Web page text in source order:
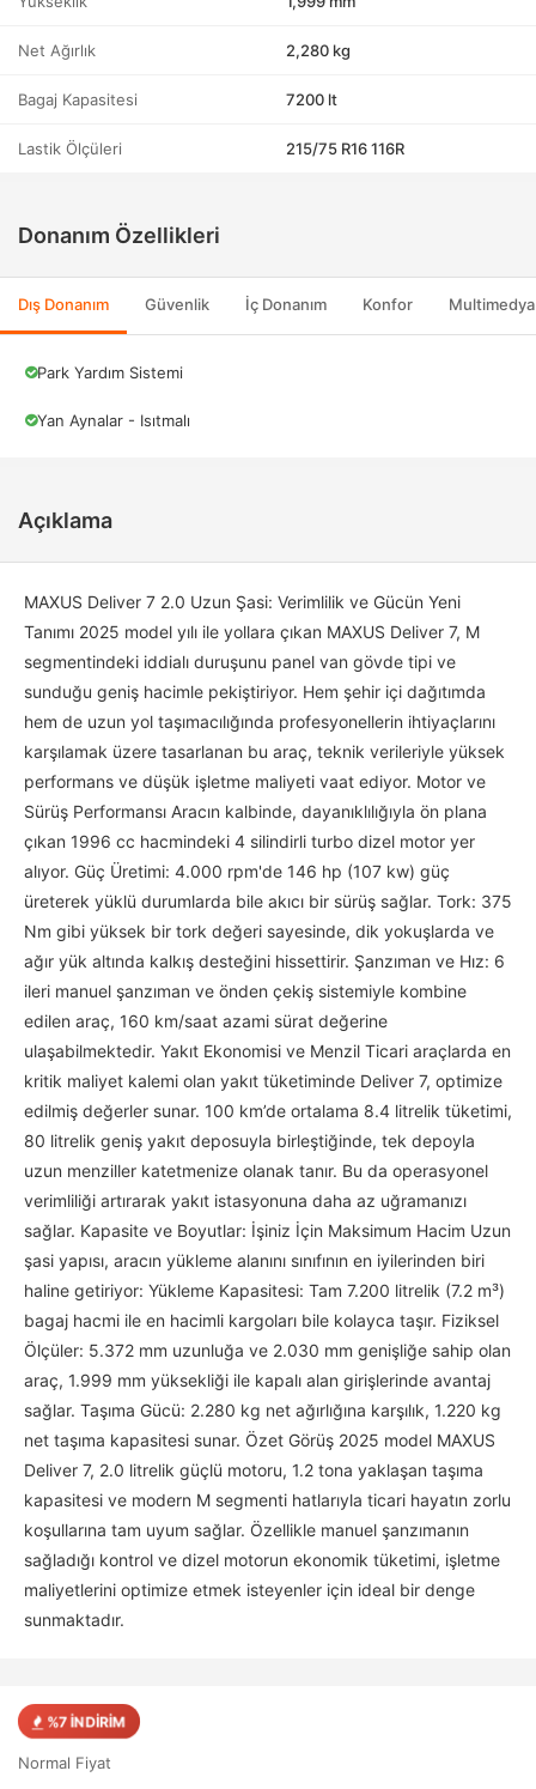
Net Ağırlık 2,280 kg
Bagaj Kapasitesi 7200 lt
Lastik Ölçüleri 215/75 R16 116R
Donanım Özellikleri
Dış Donanım Güvenlik İç Donanım Konfor Multimedya
Park Yardım Sistemi
Yan Aynalar - Isıtmalı
Açıklama
MAXUS Deliver 7 2.0 Uzun Şasi: Verimlilik ve Gücün Yeni
Tanımı 2025 model yılı ile yollara çıkan MAXUS Deliver 7, M
segmentindeki iddialı duruşunu panel van gövde tipi ve
sunduğu geniş hacimle pekiştiriyor. Hem şehir içi dağıtımda
hem de uzun yol taşımacılığında profesyonellerin ihtiyaçlarını
karşılamak üzere tasarlanan bu araç, teknik verileriyle yüksek
performans ve düşük işletme maliyeti vaat ediyor. Motor ve
Sürüş Performansı Aracın kalbinde, dayanıklılığıyla ön plana
çıkan 1996 cc hacmindeki 4 silindirli turbo dizel motor yer
alıyor. Güç Üretimi: 4.000 rpm'de 146 hp (107 kw) güç
üreterek yüklü durumlarda bile akıcı bir sürüş sağlar. Tork: 375
Nm gibi yüksek bir tork değeri sayesinde, dik yokuşlarda ve
ağır yük altında kalkış desteğini hissettirir. Şanzıman ve Hız: 6
ileri manuel şanzıman ve önden çekiş sistemiyle kombine
edilen araç, 160 km/saat azami sürat değerine
ulaşabilmektedir. Yakıt Ekonomisi ve Menzil Ticari araçlarda en
kritik maliyet kalemi olan yakıt tüketiminde Deliver 7, optimize
edilmiş değerler sunar. 100 km’de ortalama 8.4 litrelik tüketimi,
80 litrelik geniş yakıt deposuyla birleştiğinde, tek depoyla
uzun menziller katetmenize olanak tanır. Bu da operasyonel
verimliliği artırarak yakıt istasyonuna daha az uğramanızı
sağlar. Kapasite ve Boyutlar: İşiniz İçin Maksimum Hacim Uzun
şasi yapısı, aracın yükleme alanını sınıfının en iyilerinden biri
haline getiriyor: Yükleme Kapasitesi: Tam 7.200 litrelik (7.2 m³)
bagaj hacmi ile en hacimli kargoları bile kolayca taşır. Fiziksel
Ölçüler: 5.372 mm uzunluğa ve 2.030 mm genişliğe sahip olan
araç, 1.999 mm yüksekliği ile kapalı alan girişlerinde avantaj
sağlar. Taşıma Gücü: 2.280 kg net ağırlığına karşılık, 1.220 kg
net taşıma kapasitesi sunar. Özet Görüş 2025 model MAXUS
Deliver 7, 2.0 litrelik güçlü motoru, 1.2 tona yaklaşan taşıma
kapasitesi ve modern M segmenti hatlarıyla ticari hayatın zorlu
koşullarına tam uyum sağlar. Özellikle manuel şanzımanın
sağladığı kontrol ve dizel motorun ekonomik tüketimi, işletme
maliyetlerini optimize etmek isteyenler için ideal bir denge
sunmaktadır.
%7 İNDİRİM
Normal Fiyat